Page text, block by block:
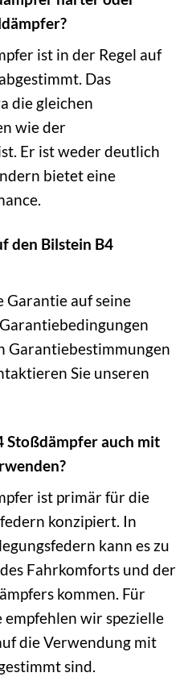
ist in der Regel auf
Das
die gleichen
wie der
Er ist weder deutlich
bietet eine
den Bilstein B4
Garantie auf seine
Garantiebestimmungen
Sie unseren
Stoßdämpfer auch mit
ist primär für die
konzipiert. In
kann es zu
Fahrkomforts und der
kommen. Für
wir spezielle
die Verwendung mit
sind.